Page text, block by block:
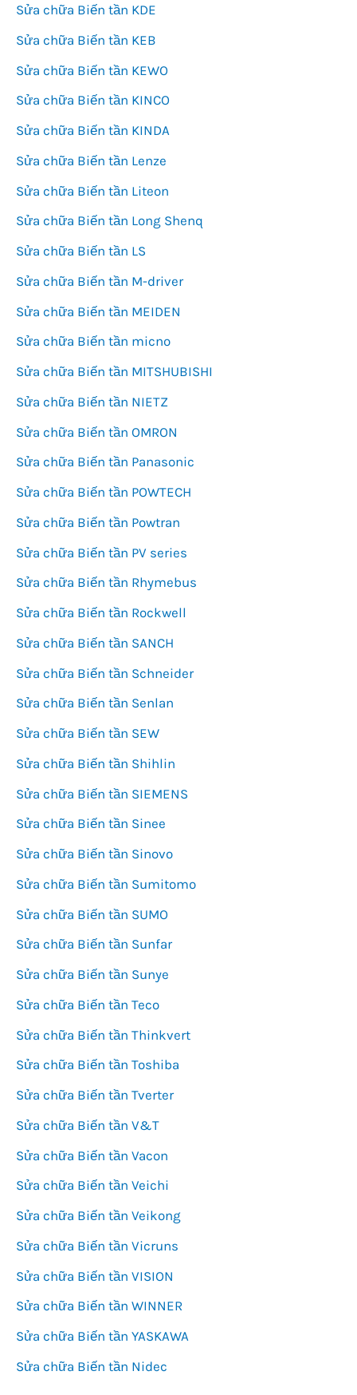
Sửa chữa Biến tần KDE
Sửa chữa Biến tần KEB
Sửa chữa Biến tần KEWO
Sửa chữa Biến tần KINCO
Sửa chữa Biến tần KINDA
Sửa chữa Biến tần Lenze
Sửa chữa Biến tần Liteon
Sửa chữa Biến tần Long Shenq
Sửa chữa Biến tần LS
Sửa chữa Biến tần M-driver
Sửa chữa Biến tần MEIDEN
Sửa chữa Biến tần micno
Sửa chữa Biến tần MITSHUBISHI
Sửa chữa Biến tần NIETZ
Sửa chữa Biến tần OMRON
Sửa chữa Biến tần Panasonic
Sửa chữa Biến tần POWTECH
Sửa chữa Biến tần Powtran
Sửa chữa Biến tần PV series
Sửa chữa Biến tần Rhymebus
Sửa chữa Biến tần Rockwell
Sửa chữa Biến tần SANCH
Sửa chữa Biến tần Schneider
Sửa chữa Biến tần Senlan
Sửa chữa Biến tần SEW
Sửa chữa Biến tần Shihlin
Sửa chữa Biến tần SIEMENS
Sửa chữa Biến tần Sinee
Sửa chữa Biến tần Sinovo
Sửa chữa Biến tần Sumitomo
Sửa chữa Biến tần SUMO
Sửa chữa Biến tần Sunfar
Sửa chữa Biến tần Sunye
Sửa chữa Biến tần Teco
Sửa chữa Biến tần Thinkvert
Sửa chữa Biến tần Toshiba
Sửa chữa Biến tần Tverter
Sửa chữa Biến tần V&T
Sửa chữa Biến tần Vacon
Sửa chữa Biến tần Veichi
Sửa chữa Biến tần Veikong
Sửa chữa Biến tần Vicruns
Sửa chữa Biến tần VISION
Sửa chữa Biến tần WINNER
Sửa chữa Biến tần YASKAWA
Sửa chữa Biến tần Nidec